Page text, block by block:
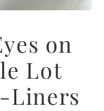
on
Lot
Liners